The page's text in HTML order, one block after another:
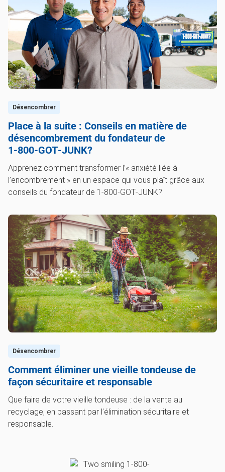
Désencombrer
Place à la suite : Conseils en matière de
désencombrement du fondateur de
1‑800‑GOT‑JUNK?
Apprenez comment transformer l’« anxiété liée à
l’encombrement » en un espace qui vous plaît grâce aux
conseils du fondateur de 1‑800‑GOT‑JUNK?.
Désencombrer
Comment éliminer une vieille tondeuse de
façon sécuritaire et responsable
Que faire de votre vieille tondeuse : de la vente au
recyclage, en passant par l’élimination sécuritaire et
responsable.